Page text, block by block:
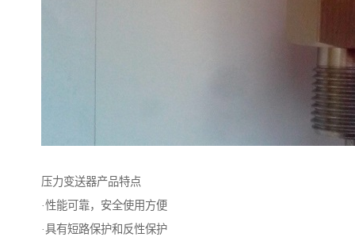
压力变送器产品特点
·性能可靠，安全使用方便
·具有短路保护和反性保护